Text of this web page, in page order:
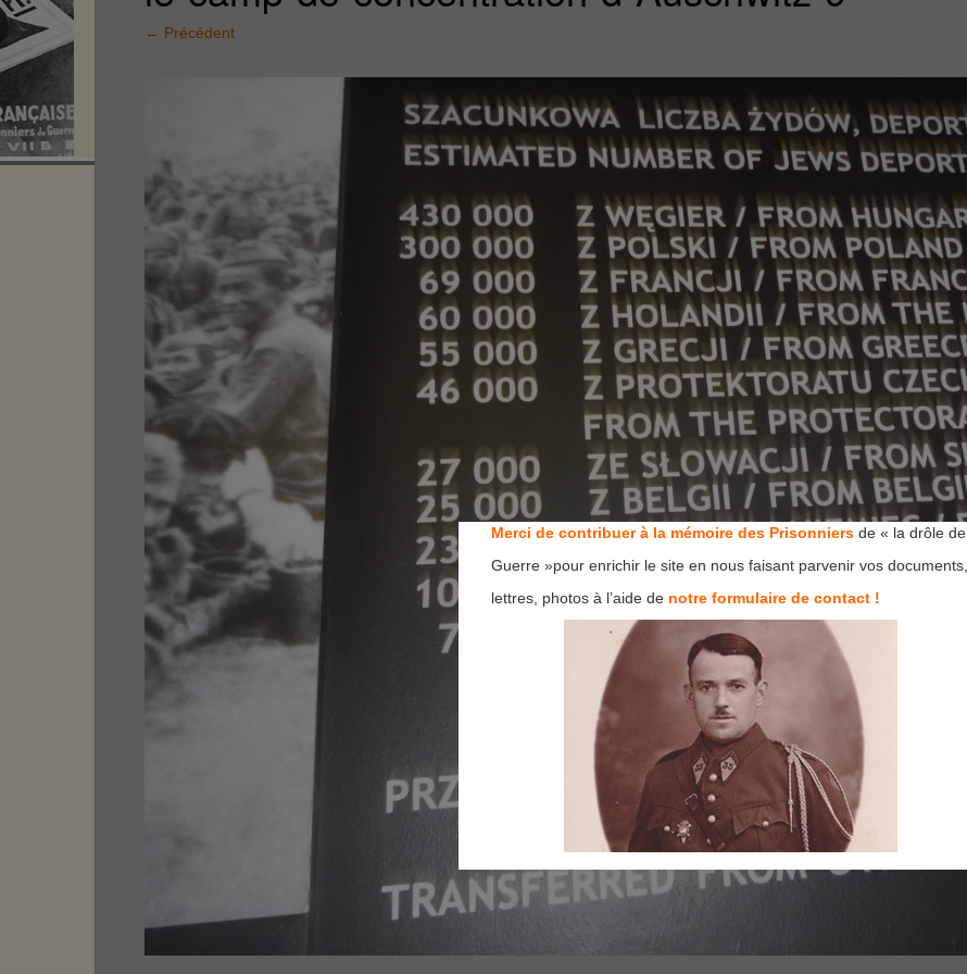
← Précédent
Merci de contribuer à la mémoire des Prisonniers de « la drôle de
Guerre »pour enrichir le site en nous faisant parvenir vos documents,
lettres, photos à l’aide de notre formulaire de contact !